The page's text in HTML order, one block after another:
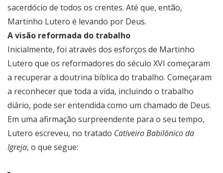
sacerdócio de todos os crentes. Até que, então,
Martinho Lutero é levando por Deus.
A visão reformada do trabalho
Inicialmente, foi através dos esforços de Martinho
Lutero que os reformadores do século XVI começaram
a recuperar a doutrina bíblica do trabalho. Começaram
a reconhecer que toda a vida, incluindo o trabalho
diário, pode ser entendida como um chamado de Deus.
Em uma afirmação surpreendente para o seu tempo,
Lutero escreveu, no tratado Cativeiro Babilônico da
Igreja, o que segue: